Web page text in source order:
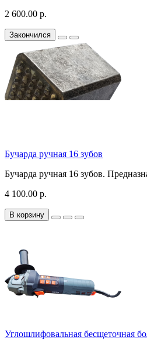
2 600.00 р.
Закончился
Бучарда ручная 16 зубов
Бучарда ручная 16 зубов.
4 100.00 р.
В корзину
Углошлифовальная бесщеточная